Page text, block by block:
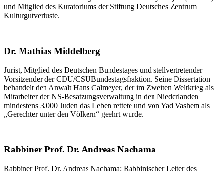
und Mitglied des Kuratoriums der Stiftung Deutsches Zentrum
Kulturgutverluste.
Dr. Mathias Middelberg
Jurist, Mitglied des Deutschen Bundestages und stellvertretender
Vorsitzender der CDU/CSU­Bundestagsfraktion. Seine Dissertation
behandelt den Anwalt Hans Calmeyer, der im Zweiten Weltkrieg als
Mitarbeiter der NS-Besatzungsverwaltung in den Niederlanden
mindestens 3.000 Juden das Leben rettete und von Yad Vashem als
„Gerechter unter den Völkern“ geehrt wurde.
Rabbiner Prof. Dr. Andreas Nachama
Rabbiner Prof. Dr. Andreas Nachama: Rabbinischer Leiter des